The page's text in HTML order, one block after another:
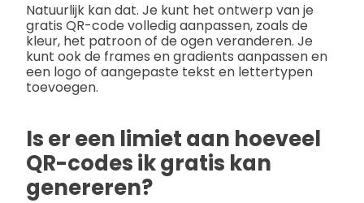
Natuurlijk kan dat. Je kunt het ontwerp van je
gratis QR-code volledig aanpassen, zoals de
kleur, het patroon of de ogen veranderen. Je
kunt ook de frames en gradients aanpassen en
een logo of aangepaste tekst en lettertypen
toevoegen.
Is er een limiet aan hoeveel
QR-codes ik gratis kan
genereren?